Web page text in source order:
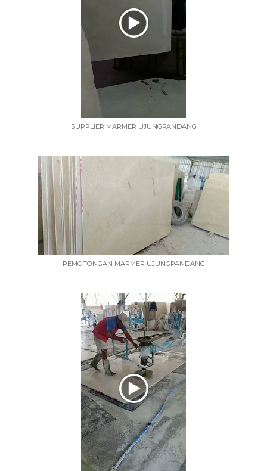
SUPPLIER MARMER UJUNGPANDANG
PEMOTONGAN MARMER UJUNGPANDANG